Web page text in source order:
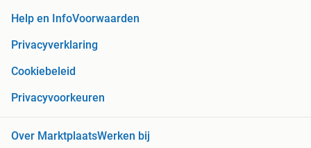
Help en InfoVoorwaarden
Privacyverklaring
Cookiebeleid
Privacyvoorkeuren
Over MarktplaatsWerken bij